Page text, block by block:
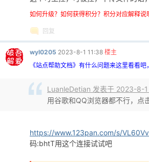
如何升级？如何获得积分？积分对应解释说
回复
wyl0205 2023-8-1 11:38 楼主
《站点帮助文档》有什么问题来这里看看吧
LuanleDetian 发表于 2023-8-
用谷歌和QQ浏览器都不行，点
https://www.123pan.com/s/
码:bhtT用这个连接试试吧